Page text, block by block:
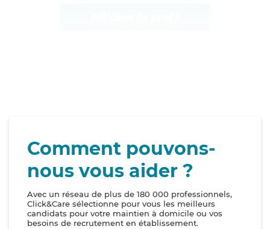
Comment pouvons-
nous vous aider ?
Avec un réseau de plus de 180 000 professionnels,
Click&Care sélectionne pour vous les meilleurs
candidats pour votre maintien à domicile ou vos
besoins de recrutement en établissement.